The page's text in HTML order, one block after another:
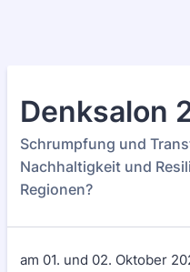
Denksalon
Schrumpfung und
Nachhaltigkeit und
Regionen?
am 01. und 02. Oktober